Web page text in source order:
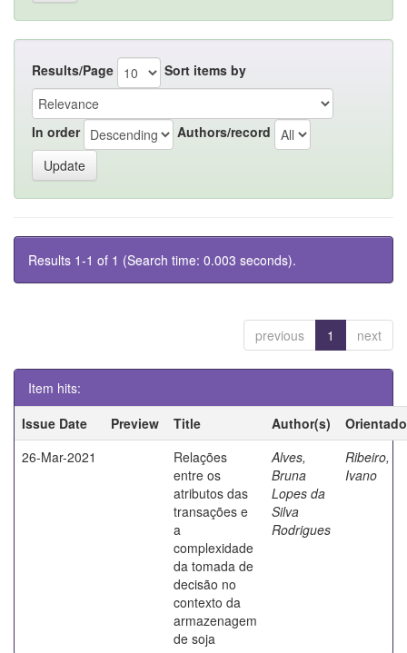
Results/Page Sort items by
In order Authors/record
Results 1-1 of 1 (Search time: 0.003 seconds).
previous 1 next
Item hits:
Issue Date
Preview Title Author(s)
26-Mar-2021
Relações
entre os
atributos das
transações e
a
complexidade
da tomada de
decisão no
contexto da
armazenagem
de soja
Alves,
Bruna
Lopes da
Silva
Rodrigues
Ribeiro,
Ivano